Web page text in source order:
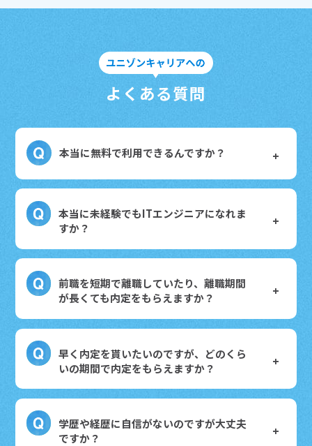
よくある質問
本当に無料で利用できるんですか？
本当に未経験でもITエンジニアになれま
すか？
前職を短期で離職していたり、離職期間
が長くても内定をもらえますか？
早く内定を貰いたいのですが、どのくら
いの期間で内定をもらえますか？
学歴や経歴に自信がないのですが大丈夫
ですか？